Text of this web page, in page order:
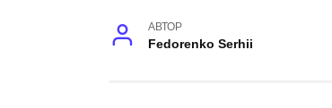
АВТОР
Fedorenko Serhii